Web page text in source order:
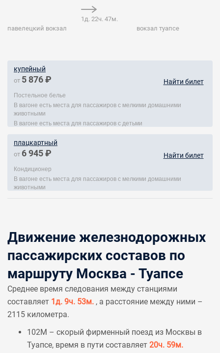
павелецкий вокзал
1д. 22ч. 47м.
вокзал туапсе
купейный
от 5 876 ₽ Найти билет
Постельное белье
В вагоне есть места для пассажиров с мелкими домашними
животными
В вагоне есть места для пассажиров с детьми
плацкартный
от 6 945 ₽ Найти билет
Кондиционер
В вагоне есть места для пассажиров с мелкими домашними
животными
Движение железнодорожных
пассажирских составов по
маршруту Москва - Туапсе
Среднее время следования между станциями
составляет 1д. 9ч. 53м. , а расстояние между ними –
2115 километра.
102М – скорый фирменный поезд из Москвы в
Туапсе, время в пути составляет 20ч. 59м.